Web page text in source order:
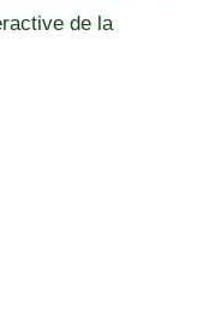
de la